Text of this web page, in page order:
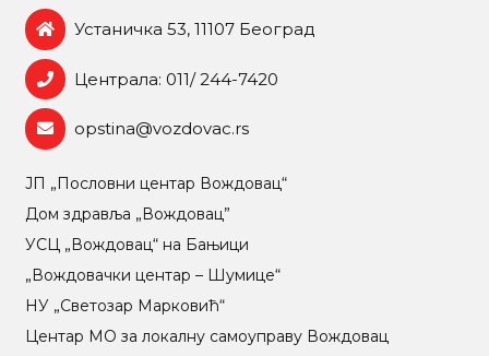
Устаничка 53, 11107 Београд
Централа: 011/ 244-7420
opstina@vozdovac.rs
ЈП „Пословни центар Вождовац“
Дом здравља „Вождовац”
УСЦ „Вождовац“ на Бањици
„Вождовачки центар – Шумице“
НУ „Светозар Марковић“
Центар МO за локалну самоуправу Вождовац